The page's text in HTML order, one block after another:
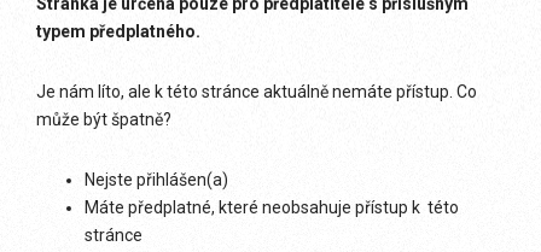
Stránka je určena pouze pro předplatitele s příslušným
typem předplatného.
Je nám líto, ale k této stránce aktuálně nemáte přístup. Co
může být špatně?
Nejste přihlášen(a)
Máte předplatné, které neobsahuje přístup k této
stránce